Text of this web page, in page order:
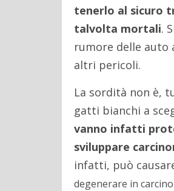
tenerlo al sicuro
talvolta mortali.
rumore delle auto
altri pericoli.
La sordità non è,
gatti bianchi a
vanno infatti
sviluppare
infatti, può
degenerare in